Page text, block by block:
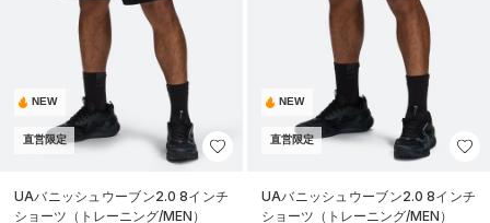
NEW
直営限定
UAバニッシュウーブン2.0 8インチ
ショーツ（トレーニング/MEN）
NEW
直営限定
UAバニッシュウーブン2.0 8インチ
ショーツ（トレーニング/MEN）